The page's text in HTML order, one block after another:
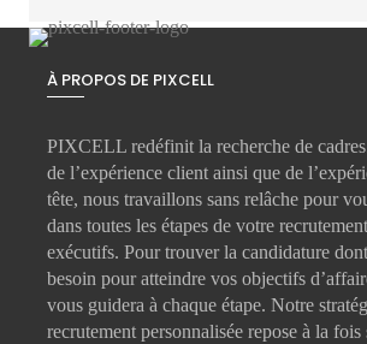
À PROPOS DE PIXCELL
PIXCELL redéfinit la recherche de cadres
de l’expérience client ainsi que de
tête, nous travaillons sans relâche pour
dans toutes les étapes de votre
exécutifs. Pour trouver la candidature
besoin pour atteindre vos objectifs
vous guidera à chaque étape. Notre
recrutement personnalisée repose à la